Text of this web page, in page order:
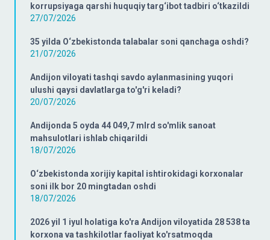
korrupsiyaga qarshi huquqiy targ‘ibot tadbiri o‘tkazildi
27/07/2026
35 yilda O‘zbekistonda talabalar soni qanchaga oshdi?
21/07/2026
Andijon viloyati tashqi savdo aylanmasining yuqori
ulushi qaysi davlatlarga to'g'ri keladi?
20/07/2026
Andijonda 5 oyda 44 049,7 mlrd so'mlik sanoat
mahsulotlari ishlab chiqarildi
18/07/2026
O‘zbekistonda xorijiy kapital ishtirokidagi korxonalar
soni ilk bor 20 mingtadan oshdi
18/07/2026
2026 yil 1 iyul holatiga ko'ra Andijon viloyatida 28 538 ta
korxona va tashkilotlar faoliyat ko'rsatmoqda